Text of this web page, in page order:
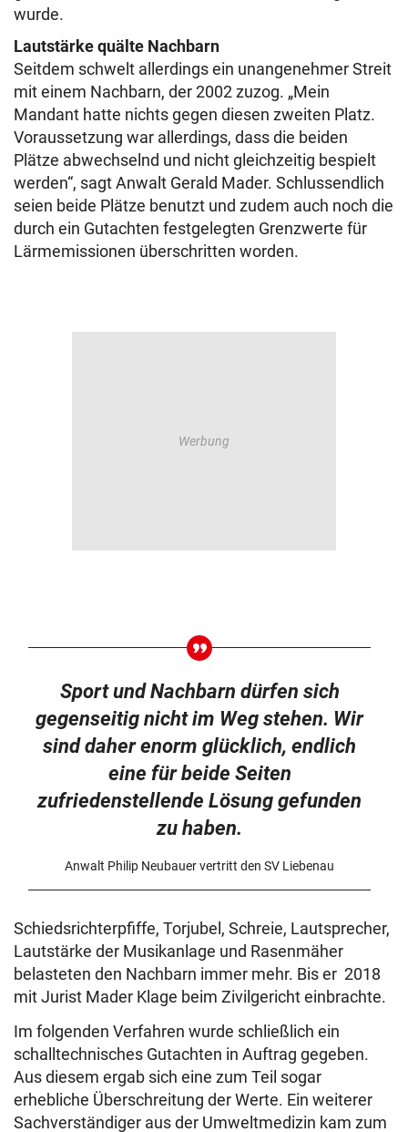
wurde.
Lautstärke quälte Nachbarn
Seitdem schwelt allerdings ein unangenehmer Streit
mit einem Nachbarn, der 2002 zuzog. „Mein
Mandant hatte nichts gegen diesen zweiten Platz.
Voraussetzung war allerdings, dass die beiden
Plätze abwechselnd und nicht gleichzeitig bespielt
werden“, sagt Anwalt Gerald Mader. Schlussendlich
seien beide Plätze benutzt und zudem auch noch die
durch ein Gutachten festgelegten Grenzwerte für
Lärmemissionen überschritten worden.
Sport und Nachbarn dürfen sich
gegenseitig nicht im Weg stehen. Wir
sind daher enorm glücklich, endlich
eine für beide Seiten
zufriedenstellende Lösung gefunden
zu haben.
Anwalt Philip Neubauer vertritt den SV Liebenau
Schiedsrichterpfiffe, Torjubel, Schreie, Lautsprecher,
Lautstärke der Musikanlage und Rasenmäher
belasteten den Nachbarn immer mehr. Bis er 2018
mit Jurist Mader Klage beim Zivilgericht einbrachte.
Im folgenden Verfahren wurde schließlich ein
schalltechnisches Gutachten in Auftrag gegeben.
Aus diesem ergab sich eine zum Teil sogar
erhebliche Überschreitung der Werte. Ein weiterer
Sachverständiger aus der Umweltmedizin kam zum